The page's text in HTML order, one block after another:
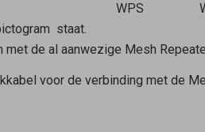
WPS
staat.
met de al aanwezige Mesh
voor de verbinding met de